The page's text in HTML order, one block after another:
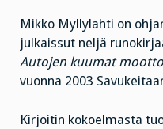
Mikko Myllylahti on
julkaissut neljä
Autojen kuumat
vuonna 2003
Kirjoitin kokoelmasta